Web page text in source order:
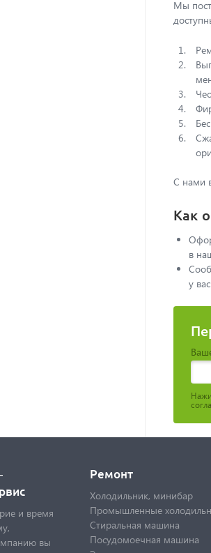
Мы
С нами
Как
в
у
и время
вы
Ремонт
Холодильник, минибар
Промышленные
Стиральная машина
Посудомоечная машина